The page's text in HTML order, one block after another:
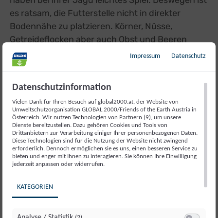
es ratsam, die Futterstelle nicht in direkter
Bodennähe zu platzieren. Körner, Nüsse,
Getreideflocken aber auch Obst und Beeren
stehen am Speiseplan einer vielfältigen Vogel-
Ernährung. Sonnenblumenkerne werden von
gutes Basisfutter.
Impressum Datenschutz
Datenschutzinformation
Vielen Dank für Ihren Besuch auf global2000.at, der Website von
Umweltschutzorganisation GLOBAL 2000/Friends of the Earth Austria in
Österreich. Wir nutzen Technologien von Partnern (9), um unsere
Dienste bereitzustellen. Dazu gehören Cookies und Tools von
Drittanbietern zur Verarbeitung einiger Ihrer personenbezogenen Daten.
Diese Technologien sind für die Nutzung der Website nicht zwingend
erforderlich. Dennoch ermöglichen sie es uns, einen besseren Service zu
bieten und enger mit Ihnen zu interagieren. Sie können Ihre Einwilligung
jederzeit anpassen oder widerrufen.
KATEGORIEN